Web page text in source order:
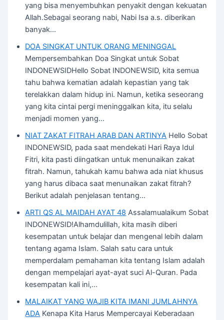
yang bisa menyembuhkan penyakit dengan kekuatan
Allah.Sebagai seorang nabi, Nabi Isa a.s. diberikan
banyak…
DOA SINGKAT UNTUK ORANG MENINGGAL
Mempersembahkan Doa Singkat untuk Sobat
INDONEWSIDHello Sobat INDONEWSID, kita semua
tahu bahwa kematian adalah kepastian yang tak
terelakkan dalam hidup ini. Namun, ketika seseorang
yang kita cintai pergi meninggalkan kita, itu selalu
menjadi momen yang…
NIAT ZAKAT FITRAH ARAB DAN ARTINYA Hello Sobat
INDONEWSID, pada saat mendekati Hari Raya Idul
Fitri, kita pasti diingatkan untuk menunaikan zakat
fitrah. Namun, tahukah kamu bahwa ada niat khusus
yang harus dibaca saat menunaikan zakat fitrah?
Berikut adalah penjelasan tentang…
ARTI QS AL MAIDAH AYAT 48 Assalamualaikum Sobat
INDONEWSID!Alhamdulillah, kita masih diberi
kesempatan untuk belajar dan mengenal lebih dalam
tentang agama Islam. Salah satu cara untuk
memperdalam pemahaman kita tentang Islam adalah
dengan mempelajari ayat-ayat suci Al-Quran. Pada
kesempatan kali ini,…
MALAIKAT YANG WAJIB KITA IMANI JUMLAHNYA
ADA Kenapa Kita Harus Mempercayai Keberadaan